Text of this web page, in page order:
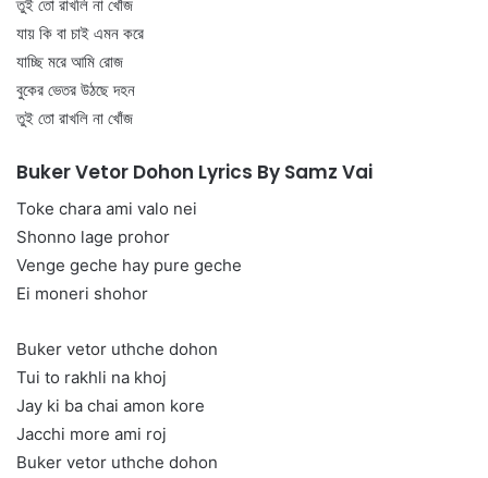
তুই তো রাখলি না খোঁজ
যায় কি বা চাই এমন করে
যাচ্ছি মরে আমি রোজ
বুকের ভেতর উঠছে দহন
তুই তো রাখলি না খোঁজ
Buker Vetor Dohon Lyrics By Samz Vai
Toke chara ami valo nei
Shonno lage prohor
Venge geche hay pure geche
Ei moneri shohor
Buker vetor uthche dohon
Tui to rakhli na khoj
Jay ki ba chai amon kore
Jacchi more ami roj
Buker vetor uthche dohon